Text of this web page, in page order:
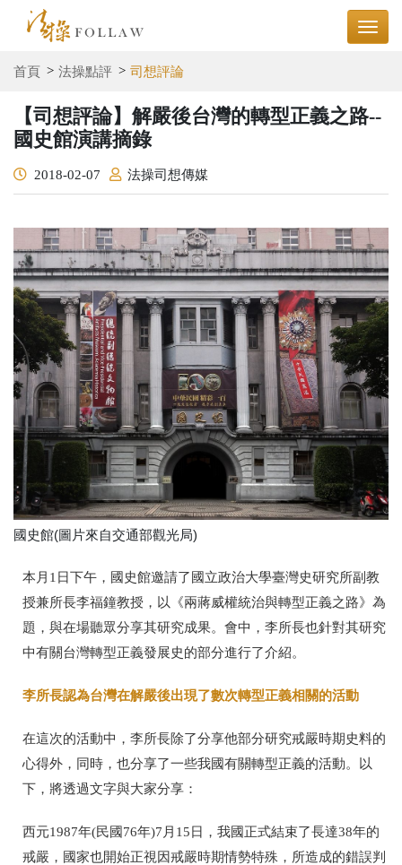
首頁 法操點評 司想評論
【司想評論】解嚴後台灣的轉型正義之路--
國史館演講摘錄
2018-02-07 法操司想傳媒
國史館(圖片來自交通部觀光局)
本月1日下午，國史館邀請了國立政治大學臺灣史研究所副教
授兼所長李福鐘教授，以《兩蔣威權統治與轉型正義之路》為
題，與在場聽眾分享其研究成果。會中，李所長也針對其研究
中有關台灣轉型正義發展史的部分進行了介紹。
李所長認為台灣在解嚴後出現了數次轉型正義相關的活動
在這次的活動中，李所長除了分享他部分研究戒嚴時期史料的
心得外，同時，也分享了一些我國有關轉型正義的活動。以
下，將透過文字與大家分享：
西元1987年(民國76年)7月15日，我國正式結束了長達38年的
戒嚴，國家也開始正視因戒嚴時期情勢特殊，所造成的錯誤判